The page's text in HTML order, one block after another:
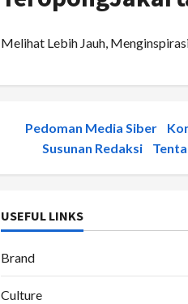
Melihat Lebih Jauh,
Pedoman Media Siber
Susunan Redaksi
USEFUL LINKS
Brand
Culture